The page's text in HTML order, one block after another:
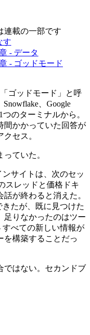
連載の一部です
す
- データ
- ゴッドモード
ゴッドモード」と呼
、Google
つのターミナルから。
間かかっていた回答が
セス。
ていた。
サイトは、次のセッ
スレッドと価格ドキ
が終わると消えた。
たが、既に見つけた
足りなかったのはツー
べての新しい情報が
を構築することだっ
ではない。セカンドブ